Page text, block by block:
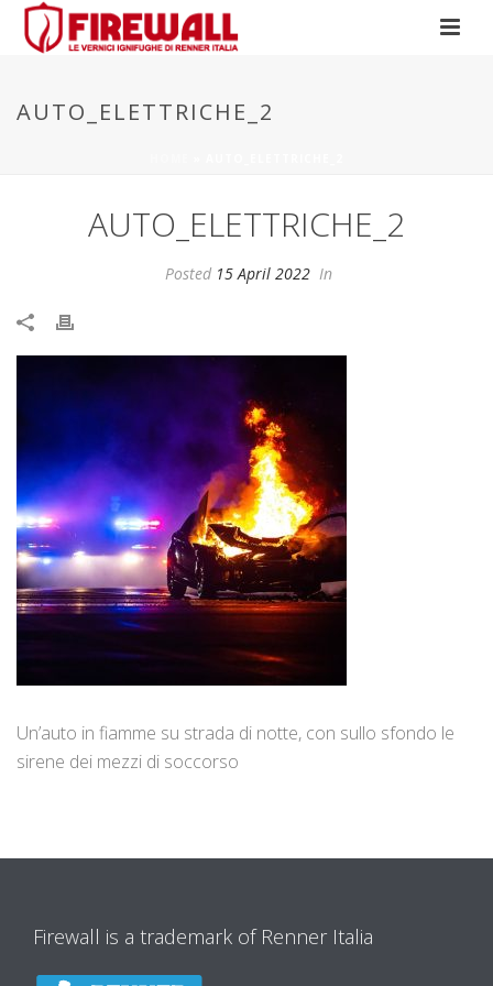
AUTO_ELETTRICHE_2
AUTO_ELETTRICHE_2
Posted 15 April 2022 In
Un’auto in fiamme su strada di notte, con sullo sfondo le
sirene dei mezzi di soccorso
Firewall is a trademark of Renner Italia